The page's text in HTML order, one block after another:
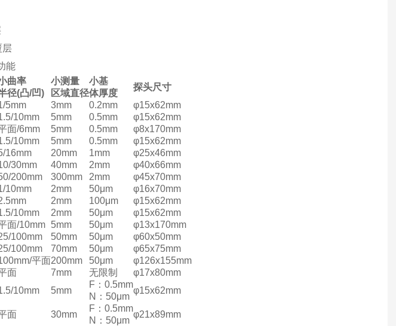
层
能
曲率
径(凸/凹)
小测量
区域直径
小基
体厚度
探头尺寸
5mm 3mm 0.2mm
φ15x62mm
10mm 5mm 0.5mm
φ15x62mm
面/6mm 5mm 0.5mm
φ8x170mm
10mm 5mm 0.5mm
φ15x62mm
16mm 20mm 1mm
φ25x46mm
30mm 40mm 2mm
φ40x66mm
200mm 300mm 2mm
φ45x70mm
10mm 2mm 50μm
φ16x70mm
2mm 100μm
φ15x62mm
10mm 2mm 50μm
φ15x62mm
面/10mm 5mm 50μm
φ13x170mm
100mm 50mm 50μm
φ60x50mm
100mm 70mm 50μm
φ65x75mm
平面200mm 50μm
φ126x155mm
面 7mm 无限制
φ17x80mm
10mm 5mm
F：0.5mm
N：50μm
φ15x62mm
面 30mm
F：0.5mm
N：50μm
φ21x89mm